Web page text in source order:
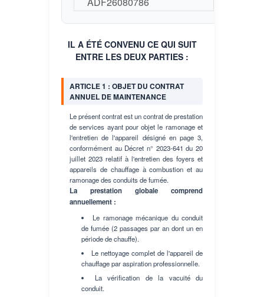
IL A ÉTÉ CONVENU CE QUI SUIT
ENTRE LES DEUX PARTIES :
ARTICLE 1 : OBJET DU CONTRAT
ANNUEL DE MAINTENANCE
Le présent contrat est un contrat de prestation
de services ayant pour objet le ramonage et
l'entretien de l'appareil désigné en page 3,
conformément au Décret n° 2023-641 du 20
juillet 2023 relatif à l'entretien des foyers et
appareils de chauffage à combustion et au
ramonage des conduits de fumée.
La prestation globale comprend
annuellement :
Le ramonage mécanique du conduit
de fumée (2 passages par an dont un en
période de chauffe).
Le nettoyage complet de l'appareil de
chauffage par aspiration professionnelle.
La vérification de la vacuité du
conduit.